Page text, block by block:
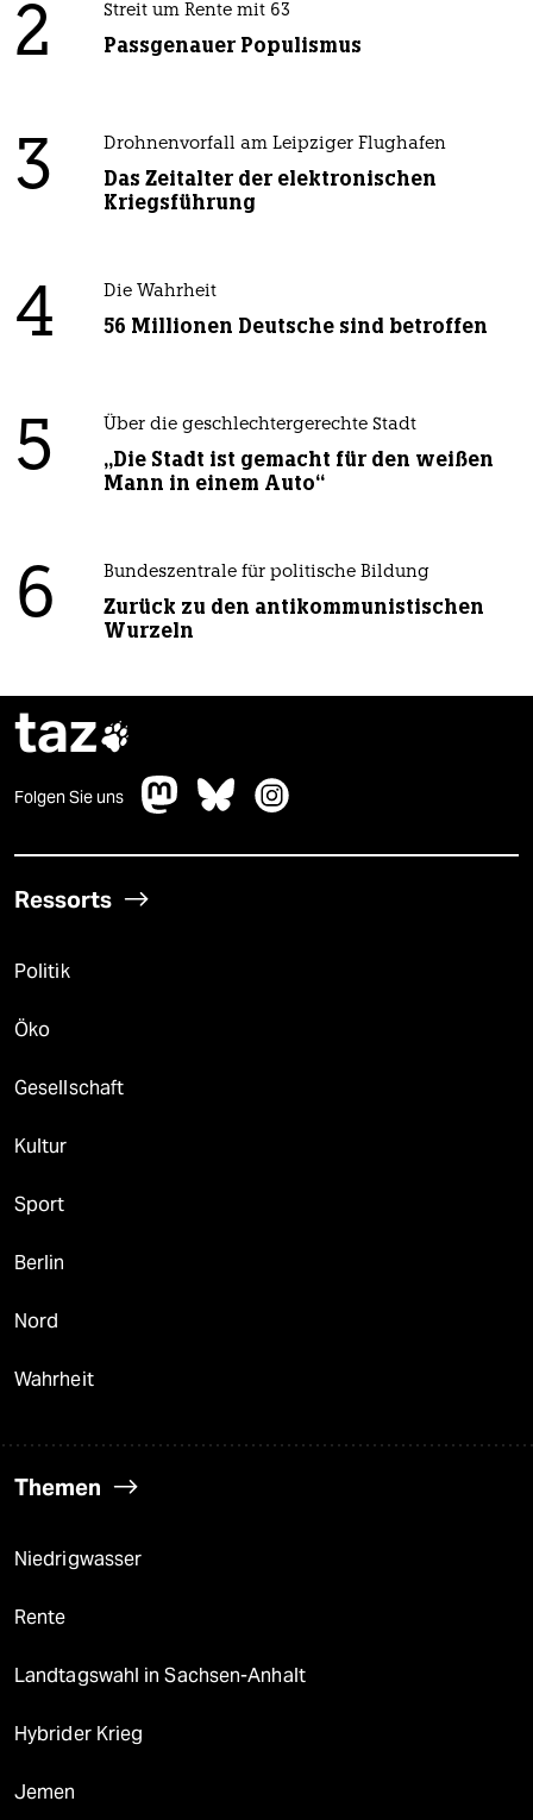
2 Streit um Rente mit 63
Passgenauer Populismus
3 Drohnenvorfall am Leipziger Flughafen
Das Zeitalter der elektronischen
Kriegsführung
4 Die Wahrheit
56 Millionen Deutsche sind betroffen
5 Über die geschlechtergerechte Stadt
„Die Stadt ist gemacht für den weißen
Mann in einem Auto“
6 Bundeszentrale für politische Bildung
Zurück zu den antikommunistischen
Wurzeln
taz
Folgen Sie uns
Ressorts
Politik
Öko
Gesellschaft
Kultur
Sport
Berlin
Nord
Wahrheit
Themen
Niedrigwasser
Rente
Landtagswahl in Sachsen-Anhalt
Hybrider Krieg
Jemen